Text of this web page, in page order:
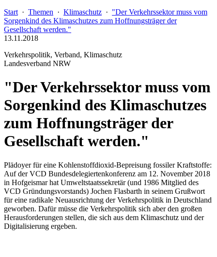
Start · Themen · Klimaschutz · "Der Verkehrssektor muss vom
Sorgenkind des Klimaschutzes zum Hoffnungsträger der
Gesellschaft werden."
13.11.2018
Verkehrspolitik, Verband, Klimaschutz
Landesverband NRW
"Der Verkehrssektor muss vom
Sorgenkind des Klimaschutzes
zum Hoffnungsträger der
Gesellschaft werden."
Plädoyer für eine Kohlenstoffdioxid-Bepreisung fossiler Kraftstoffe:
Auf der VCD Bundesdelegiertenkonferenz am 12. November 2018
in Hofgeismar hat Umweltstaatssekretär (und 1986 Mitglied des
VCD Gründungsvorstands) Jochen Flasbarth in seinem Grußwort
für eine radikale Neuausrichtung der Verkehrspolitik in Deutschland
geworben. Dafür müsse die Verkehrspolitik sich aber den großen
Herausforderungen stellen, die sich aus dem Klimaschutz und der
Digitalisierung ergeben.